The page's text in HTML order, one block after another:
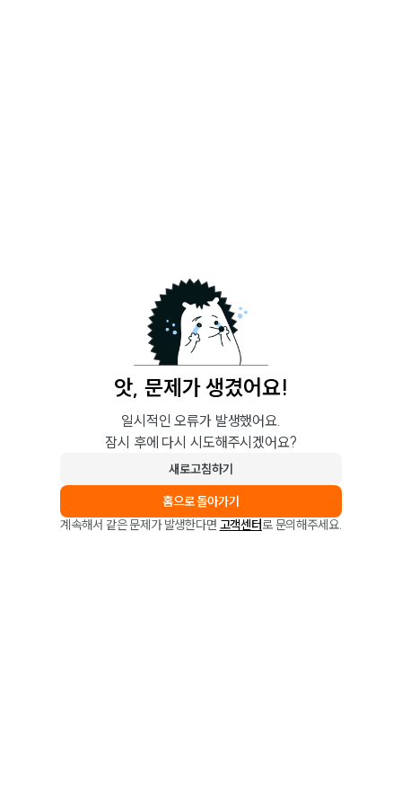
앗, 문제가 생겼어요!
일시적인 오류가 발생했어요.
잠시 후에 다시 시도해주시겠어요?
새로고침하기
홈으로 돌아가기
계속해서 같은 문제가 발생한다면 고객센터로 문의해주세요.